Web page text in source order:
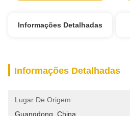
Informações Detalhadas
Informações Detalhadas
Lugar De Origem:
Guangdong, China